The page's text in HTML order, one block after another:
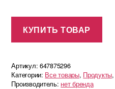
КУПИТЬ ТОВАР
Артикул: 647875296
Категории: Все товары, Продукты,
Производитель: нет бренда